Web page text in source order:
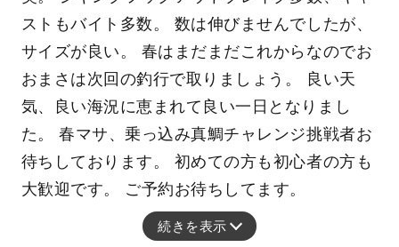
ストもバイト多数。 数は伸びませんでしたが、
サイズが良い。 春はまだまだこれからなのでお
おまさは次回の釣行で取りましょう。 良い天
気、良い海況に恵まれて良い一日となりまし
た。 春マサ、乗っ込み真鯛チャレンジ挑戦者お
待ちしております。 初めての方も初心者の方も
大歓迎です。 ご予約お待ちしてます。
続きを表示